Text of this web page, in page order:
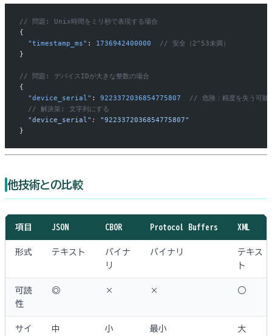
// 問題: Unix時間をミリ秒で表現する場合
{
  "timestamp_ms"
: 1736942400000
  // 安全（2^53未満）
}
// 問題: デバイスIDが大きな整数の場合
{
  "device_serial"
: 9223372036854775807
// 危険：精度を失う可能
  // 解決策: 文字列にする
  "device_serial"
:
"9223372036854775807"
}
他技術との比較
項目 JSON CBOR Protocol Buffers XML
形式 テキスト
バイナ
リ
バイナリ
テキス
ト
可読
性
◎ × × ○
サイ
中
小
最小 大